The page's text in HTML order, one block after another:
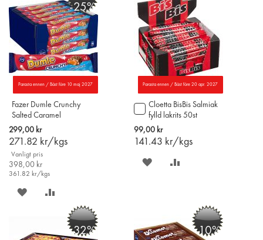
ÖNSKELISTAN
JÄMFÖR ÖNSKELISTAN
JÄMFÖR
Parasta ennen / Bäst före 10 maj 2027
-25%
Fazer Dumle Crunchy
Salted Caramel
chokladstrycksak 55g x
20st
299,00 kr
271.82 kr/kgs
Vanligt pris
398,00 kr
361.82 kr/kgs
SPARA
ÖNSKELISTAN
JÄMFÖR
Parasta ennen / Bäst före 20 apr. 2027
Cloetta BisBis Salmiak
fylld lakrits 50st
99,00 kr
141.43 kr/kgs
Lägg
till
i
varukorgen
SPARA
-32% -10%